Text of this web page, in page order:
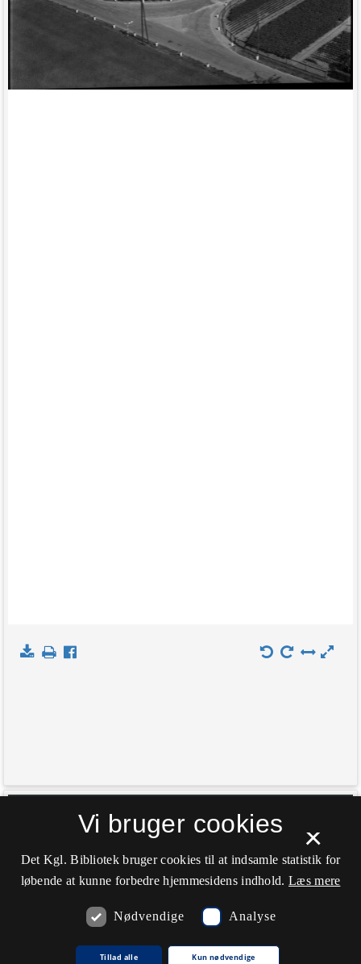
Indlæs kort
×
Vi bruger cookies
Det Kgl. Bibliotek bruger cookies til at indsamle statistik for
løbende at kunne forbedre hjemmesidens indhold. Læs mere
Nødvendige Analyse
Tillad alle Kun nødvendige